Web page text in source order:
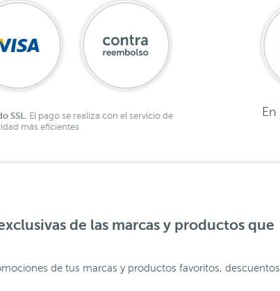
SSL.
El pago se realiza con el servicio de
más eficientes
En
de las marcas y productos que
de tus marcas y productos favoritos, descuentos